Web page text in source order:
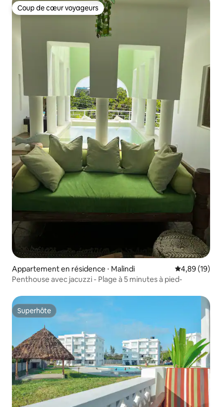
Coup de cœur voyageurs
Coup de cœur voyageurs
Appartement en résidence ⋅ Malindi Évaluation
4,89 (19)
Penthouse avec jacuzzi - Plage à 5 minutes à pied-
Superhôte
Superhôte